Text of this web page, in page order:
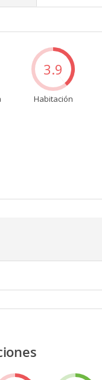
3.9
Habitación